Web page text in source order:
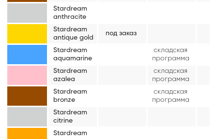
Stardream
anthracite
Stardream
antique gold
под заказ
Stardream
aquamarine
складская
программа
Stardream
azalea
складская
программа
Stardream
bronze
складская
программа
Stardream
citrine
Stardream